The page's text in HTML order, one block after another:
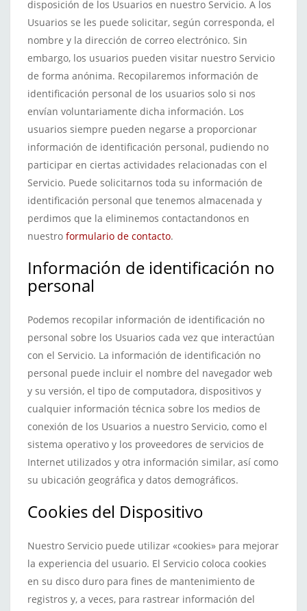
disposición de los Usuarios en nuestro Servicio. A los
Usuarios se les puede solicitar, según corresponda, el
nombre y la dirección de correo electrónico. Sin
embargo, los usuarios pueden visitar nuestro Servicio
de forma anónima. Recopilaremos información de
identificación personal de los usuarios solo si nos
envían voluntariamente dicha información. Los
usuarios siempre pueden negarse a proporcionar
información de identificación personal, pudiendo no
participar en ciertas actividades relacionadas con el
Servicio. Puede solicitarnos toda su información de
identificación personal que tenemos almacenada y
perdimos que la eliminemos contactandonos en
nuestro formulario de contacto.
Información de identificación no
personal
Podemos recopilar información de identificación no
personal sobre los Usuarios cada vez que interactúan
con el Servicio. La información de identificación no
personal puede incluir el nombre del navegador web
y su versión, el tipo de computadora, dispositivos y
cualquier información técnica sobre los medios de
conexión de los Usuarios a nuestro Servicio, como el
sistema operativo y los proveedores de servicios de
Internet utilizados y otra información similar, así como
su ubicación geográfica y datos demográficos.
Cookies del Dispositivo
Nuestro Servicio puede utilizar «cookies» para mejorar
la experiencia del usuario. El Servicio coloca cookies
en su disco duro para fines de mantenimiento de
registros y, a veces, para rastrear información del